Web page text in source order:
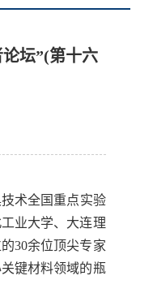
坛”(第十六
术全国重点实验
业大学、大连理
30余位顶尖专家
键材料领域的瓶